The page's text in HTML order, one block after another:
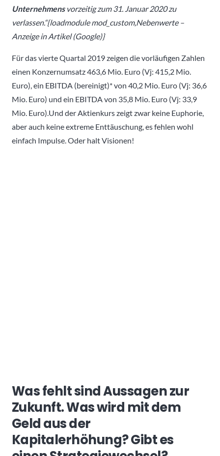
Unternehmensvorzeitig zum 31. Januar 2020 zu
verlassen.“{loadmodule mod_custom,Nebenwerte –
Anzeige in Artikel (Google)}
Für das vierte Quartal 2019 zeigen die vorläufigen Zahlen
einen Konzernumsatz 463,6 Mio. Euro (Vj: 415,2 Mio.
Euro), ein EBITDA (bereinigt)* von 40,2 Mio. Euro (Vj: 36,6
Mio. Euro) und ein EBITDA von 35,8 Mio. Euro (Vj: 33,9
Mio. Euro).Und der Aktienkurs zeigt zwar keine Euphorie,
aber auch keine extreme Enttäuschung, es fehlen wohl
einfach Impulse. Oder halt Visionen!
Was fehlt sind Aussagen zur
Zukunft. Was wird mit dem
Geld aus der
Kapitalerhöhung? Gibt es